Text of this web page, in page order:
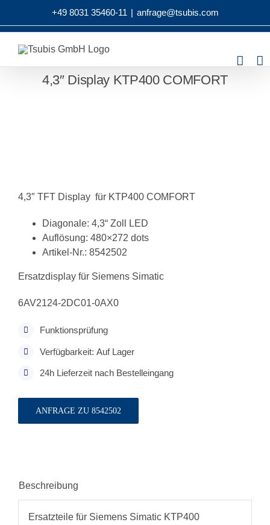
springen
+49 8031 35460-11 | anfrage@tsubis.com
4,3″ Display KTP400 COMFORT
4,3″ TFT Display für KTP400 COMFORT
Diagonale: 4,3“ Zoll LED
Auflösung: 480×272 dots
Artikel-Nr.: 8542502
Ersatzdisplay für Siemens Simatic
6AV2124-2DC01-0AX0
Funktionsprüfung
Verfügbarkeit: Auf Lager
24h Lieferzeit nach Bestelleingang
ANFRAGE ZU 8542502
Beschreibung
Ersatzteile für Siemens Simatic KTP400